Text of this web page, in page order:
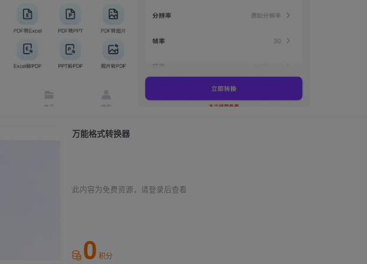
万能格式转换器
此内容为免费资源，请登录后查看
0 积分